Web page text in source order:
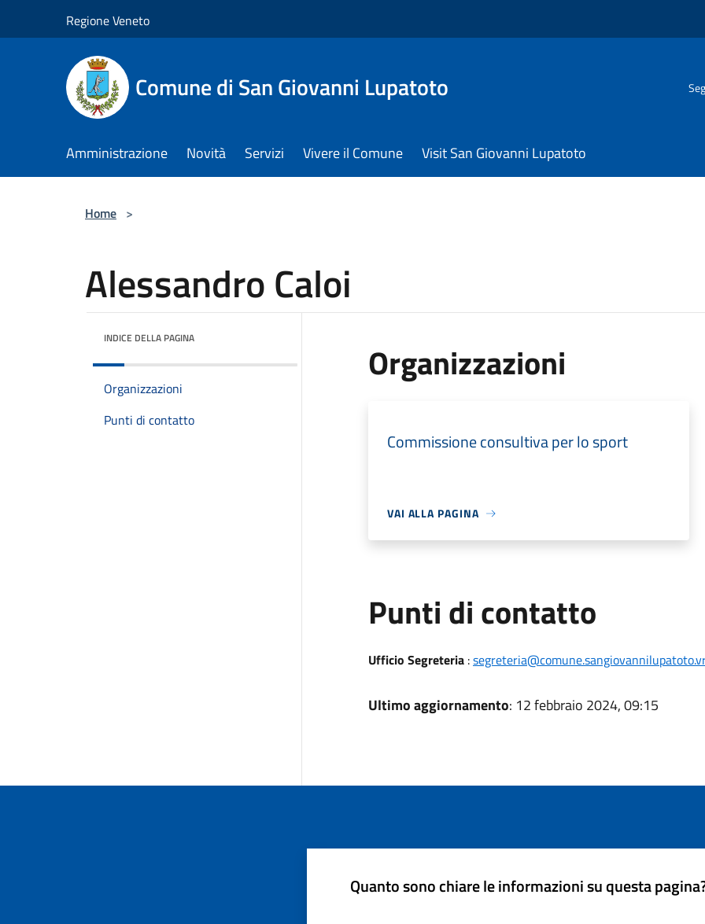
Regione Veneto
Comune di San Giovanni Lupatoto
Amministrazione Novità Servizi Vivere il Comune Visit San Giovanni Lupatoto
Home >
Alessandro Caloi
INDICE DELLA PAGINA
Organizzazioni
Punti di contatto
Organizzazioni
Commissione consultiva per lo sport
VAI ALLA PAGINA
Punti di contatto
Ufficio Segreteria:
Ultimo aggiornamento: 12 febbraio 2024, 09:15
Quanto sono chiare le informazioni su questa